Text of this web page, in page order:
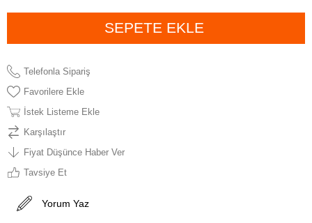
Telefonla Sipariş
Favorilere Ekle
İstek Listeme Ekle
Karşılaştır
Fiyat Düşünce Haber Ver
Tavsiye Et
Yorum Yaz